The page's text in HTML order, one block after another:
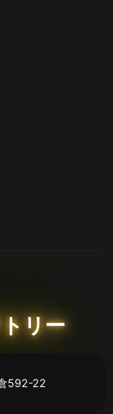
リー
592-22